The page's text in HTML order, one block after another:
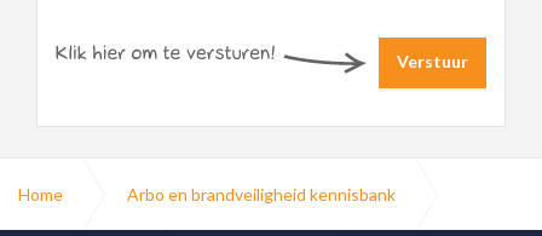
Verstuur
Home Arbo en brandveiligheid kennisbank